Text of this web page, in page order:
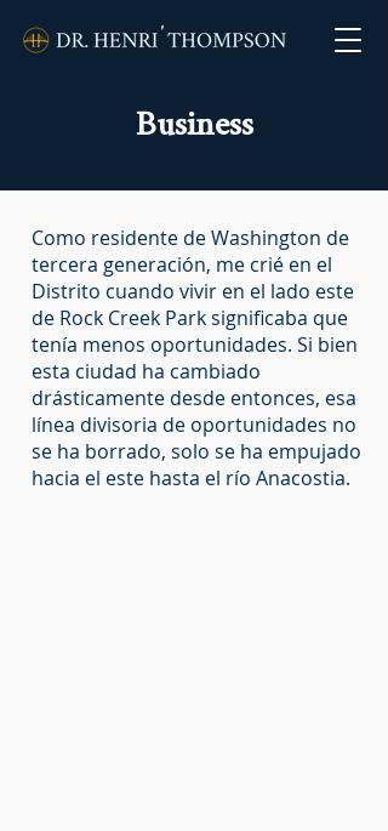
Business
Como residente de Washington de
tercera generación, me crié en el
Distrito cuando vivir en el lado este
de Rock Creek Park significaba que
tenía menos oportunidades. Si bien
esta ciudad ha cambiado
drásticamente desde entonces, esa
línea divisoria de oportunidades no
se ha borrado, solo se ha empujado
hacia el este hasta el río Anacostia.